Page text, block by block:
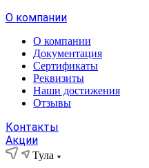
О компании
О компании
Документация
Сертификаты
Реквизиты
Наши достижения
Отзывы
Контакты
Акции
Тула